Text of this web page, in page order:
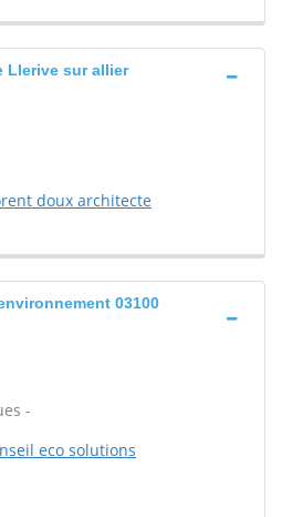
Llerive sur allier
doux architecte
03100
-
eco solutions